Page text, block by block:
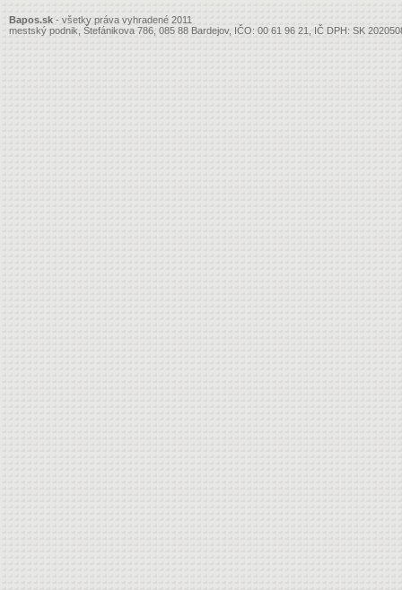
Bapos.sk - všetky práva vyhradené 2011
mestský podnik, Štefánikova 786, 085 88 Bardejov, IČO: 00 61 96 21, IČ DPH: SK